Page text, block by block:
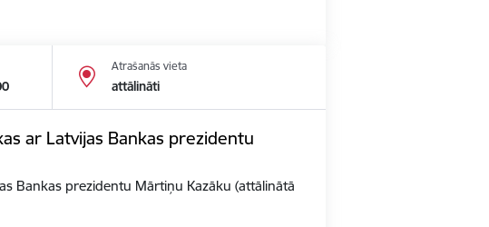
Atrašanās vieta
attālināti
ar Latvijas Bankas prezidentu
Bankas prezidentu Mārtiņu Kazāku (attālinātā